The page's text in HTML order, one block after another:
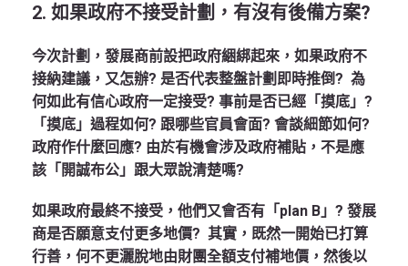
2. 如果政府不接受計劃，有沒有後備方案?
今次計劃，發展商前設把政府綑綁起來，如果政府不
接納建議，又怎辦? 是否代表整盤計劃即時推倒? 為
何如此有信心政府一定接受? 事前是否已經「摸底」?
「摸底」過程如何? 跟哪些官員會面? 會談細節如何?
政府作什麼回應? 由於有機會涉及政府補貼，不是應
該「開誠布公」跟大眾說清楚嗎?
如果政府最終不接受，他們又會否有「plan B」? 發展
商是否願意支付更多地價? 其實，既然一開始已打算
行善，何不更灑脫地由財團全額支付補地價，然後以